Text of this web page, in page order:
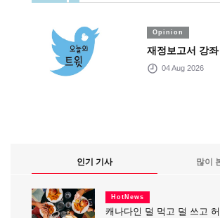
Opinion
재정보고서 강좌
04 Aug 2026
인기 기사 많이
HotNews
캐나다인 덜 먹고 덜 쓰고